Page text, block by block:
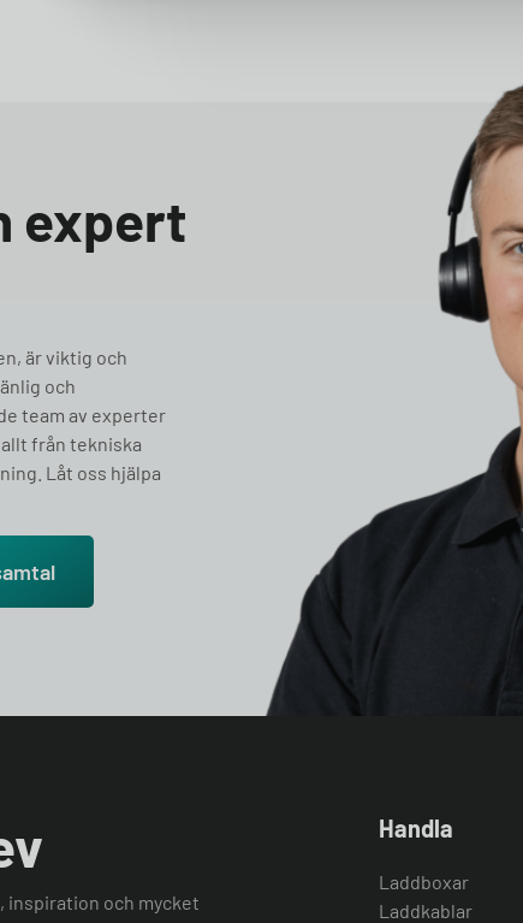
expert
är viktig och
och
team av experter
från tekniska
Låt oss hjälpa
inspiration och mycket
Handla
Laddboxar
Laddkablar